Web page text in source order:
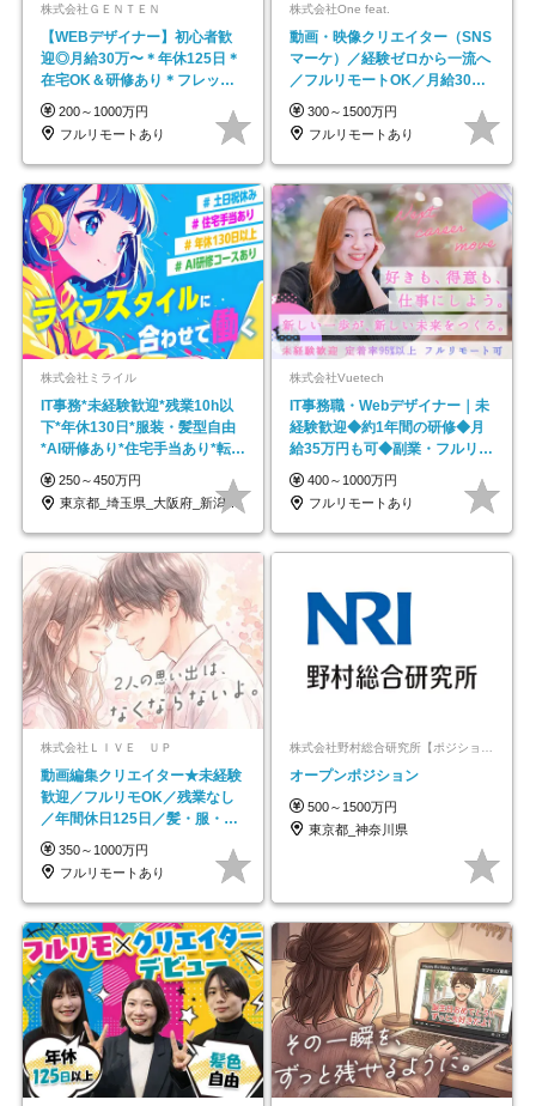
株式会社ＧＥＮＴＥＮ
【WEBデザイナー】初⼼者歓
迎◎⽉給30万〜＊年休125⽇＊
在宅OK＆研修あり＊フレック
ス
200～1000万円
フルリモートあり
株式会社One feat.
動画・映像クリエイター（SNS
マーケ）／経験ゼロから一流へ
／フルリモートOK／月給30万
円～／年休130日以上
300～1500万円
フルリモートあり
株式会社ミライル
IT事務*未経験歓迎*残業10h以
下*年休130日*服装・髪型自由
*AI研修あり*住宅手当あり*転勤
なし
250～450万円
東京都_埼玉県_大阪府_新潟県_福岡県
株式会社Vuetech
IT事務職・Webデザイナー｜未
経験歓迎◆約1年間の研修◆月
給35万円も可◆副業・フルリモ
ート可◆年休126日
400～1000万円
フルリモートあり
株式会社ＬＩＶＥ ＵＰ
動画編集クリエイター★未経験
歓迎／フルリモOK／残業なし
／年間休日125日／髪・服・ネ
イル自由／研修充実で安心
350～1000万円
フルリモートあり
オープンポジション
500～1500万円
東京都_神奈川県